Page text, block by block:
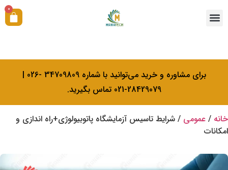
0
برای مشاوره و خرید می‌توانید با شماره 34709809 -026 |
28429079-021 تماس بگیرید.
خانه / عمومی / شرایط تاسیس آزمایشگاه پاتوبیولوژی+راه اندازی و
امکانات